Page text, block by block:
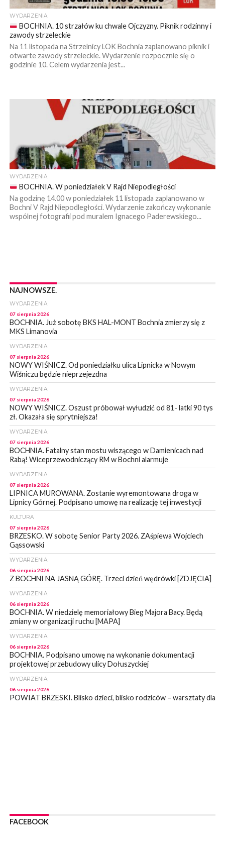
WYDARZENIA
BOCHNIA. 10 strzałów ku chwale Ojczyzny. Piknik rodzinny i
zawody strzeleckie
Na 11 listopada na Strzelnicy LOK Bochnia zaplanowano piknik i
otwarte zawody strzeleckie. Wydarzenie rozpocznie się o
godzinie 10. Celem wydarzenia jest...
WYDARZENIA
BOCHNIA. W poniedziałek V Rajd Niepodległości
Na godzinę 14.00 w poniedziałek 11 listopada zaplanowano w
Bochni V Rajd Niepodległości. Wydarzenie zakończy wykonanie
wspólnej fotografii pod muralem Ignacego Paderewskiego...
NAJNOWSZE.
WYDARZENIA
07 sierpnia 2026
BOCHNIA. Już sobotę BKS HAL-MONT Bochnia zmierzy się z
MKS Limanovia
WYDARZENIA
07 sierpnia 2026
NOWY WIŚNICZ. Od poniedziałku ulica Lipnicka w Nowym
Wiśniczu będzie nieprzejezdna
WYDARZENIA
07 sierpnia 2026
NOWY WIŚNICZ. Oszust próbował wyłudzić od 81- latki 90 tys
zł. Okazała się sprytniejsza!
WYDARZENIA
07 sierpnia 2026
BOCHNIA. Fatalny stan mostu wiszącego w Damienicach nad
Rabą! Wiceprzewodniczący RM w Bochni alarmuje
WYDARZENIA
07 sierpnia 2026
LIPNICA MUROWANA. Zostanie wyremontowana droga w
Lipnicy Górnej. Podpisano umowę na realizację tej inwestycji
KULTURA
07 sierpnia 2026
BRZESKO. W sobotę Senior Party 2026. ZAśpiewa Wojciech
Gąssowski
WYDARZENIA
06 sierpnia 2026
Z BOCHNI NA JASNĄ GÓRĘ. Trzeci dzień wędrówki [ZDJĘCIA]
WYDARZENIA
06 sierpnia 2026
BOCHNIA. W niedzielę memoriałowy Bieg Majora Bacy. Będą
zmiany w organizacji ruchu [MAPA]
WYDARZENIA
06 sierpnia 2026
BOCHNIA. Podpisano umowę na wykonanie dokumentacji
projektowej przebudowy ulicy Dołuszyckiej
WYDARZENIA
06 sierpnia 2026
POWIAT BRZESKI. Blisko dzieci, blisko rodziców – warsztaty dla
06 sierpnia 2026
LIPNICA MUROWANA. Oddaj krew, pomóż potrzebującym!
FACEBOOK